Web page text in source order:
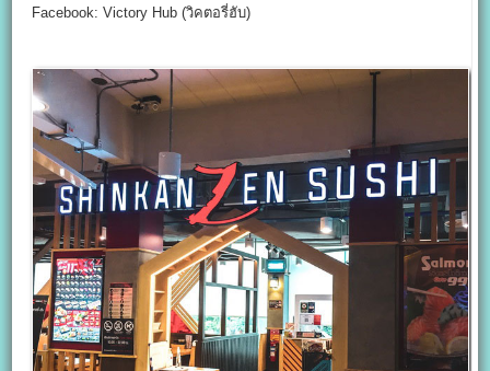
Facebook: Victory Hub (วิคตอรี่ฮับ)